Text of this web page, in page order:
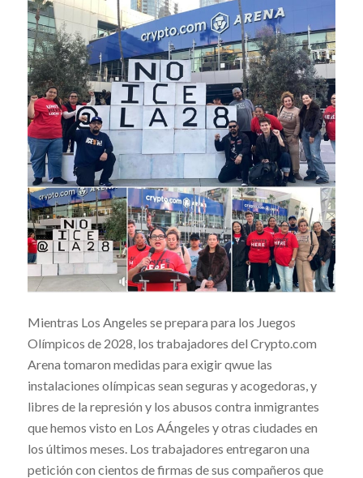
Mientras Los Angeles se prepara para los Juegos
Olímpicos de 2028, los trabajadores del Crypto.com
Arena tomaron medidas para exigir qwue las
instalaciones olímpicas sean seguras y acogedoras, y
libres de la represión y los abusos contra inmigrantes
que hemos visto en Los AÁngeles y otras ciudades en
los últimos meses. Los trabajadores entregaron una
petición con cientos de firmas de sus compañeros que